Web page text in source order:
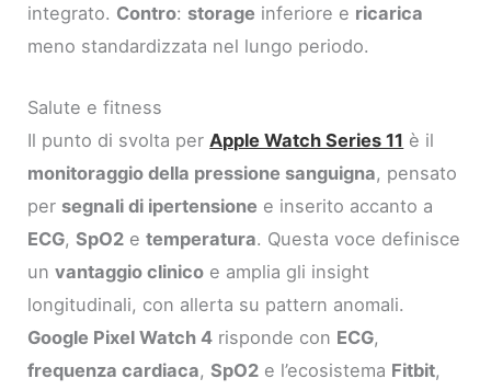
integrato. Contro: storage inferiore e ricarica
meno standardizzata nel lungo periodo.
Salute e fitness
Il punto di svolta perApple Watch Series 11 è il
monitoraggio della pressione sanguigna, pensato
per segnali di ipertensione e inserito accanto a
ECG,SpO2 etemperatura. Questa voce definisce
unvantaggio clinico e amplia gli insight
longitudinali, con allerta su pattern anomali.
Google Pixel Watch 4 risponde con ECG,
frequenza cardiaca,SpO2 e l’ecosistema Fitbit,